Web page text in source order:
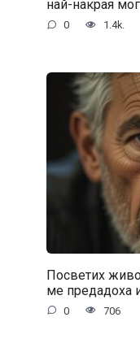
най-накрая
0 1.4k.
Посветих
ме предадоха
0 706